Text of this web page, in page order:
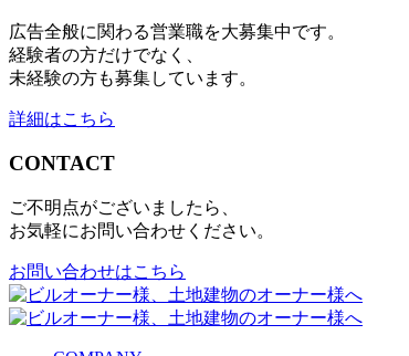
広告全般に関わる営業職を大募集中です。
経験者の方だけでなく、
未経験の方も募集しています。
詳細はこちら
CONTACT
ご不明点がございましたら、
お気軽にお問い合わせください。
お問い合わせはこちら